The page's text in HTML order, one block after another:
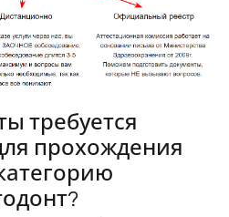
требуется
прохождения